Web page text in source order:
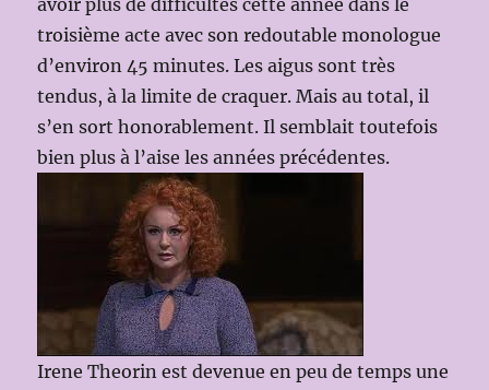
avoir plus de difficultés cette année dans le
troisième acte avec son redoutable monologue
d’environ 45 minutes. Les aigus sont très
tendus, à la limite de craquer. Mais au total, il
s’en sort honorablement. Il semblait toutefois
bien plus à l’aise les années précédentes.
Irene Theorin est devenue en peu de temps une